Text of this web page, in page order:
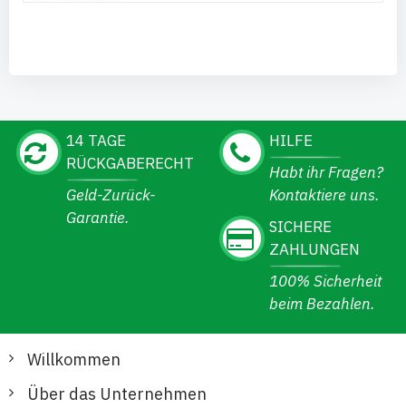
14 TAGE
RÜCKGABERECHT
Geld-Zurück-
Garantie.
HILFE
Habt ihr Fragen?
Kontaktiere uns.
SICHERE
ZAHLUNGEN
100% Sicherheit
beim Bezahlen.
Willkommen
Über das Unternehmen